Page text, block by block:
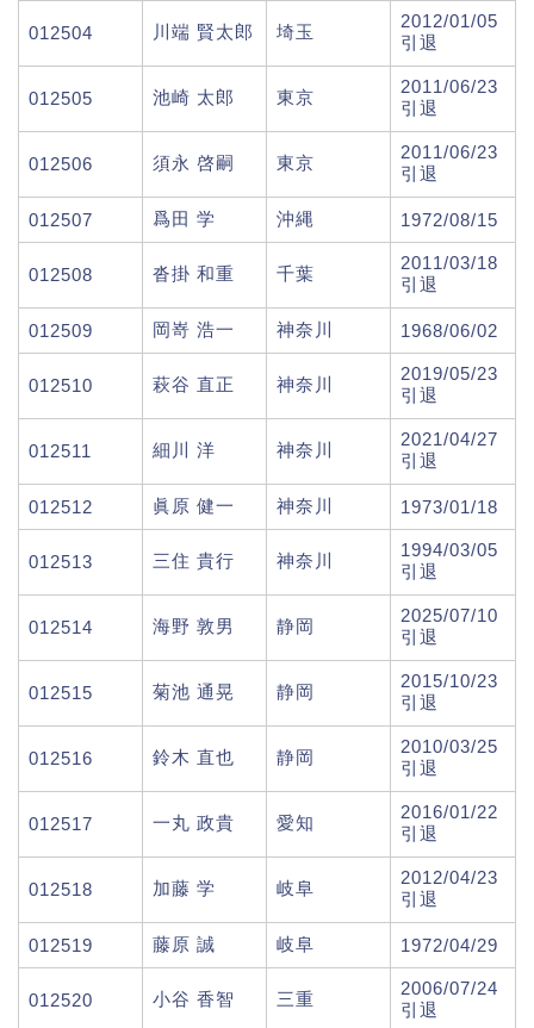
012504 川端 賢太郎 埼玉
2012/01/05
引退
012505 池崎 太郎 東京
2011/06/23
引退
012506 須永 啓嗣 東京
2011/06/23
引退
012507 爲田 学 沖縄 1972/08/15
012508 沓掛 和重 千葉
2011/03/18
引退
012509 岡嵜 浩一 神奈川 1968/06/02
012510 萩谷 直正 神奈川
2019/05/23
引退
012511 細川 洋 神奈川
2021/04/27
引退
012512 眞原 健一 神奈川 1973/01/18
012513 三住 貴行 神奈川
1994/03/05
引退
012514 海野 敦男 静岡
2025/07/10
引退
012515 菊池 通晃 静岡
2015/10/23
引退
012516 鈴木 直也 静岡
2010/03/25
引退
012517 一丸 政貴 愛知
2016/01/22
引退
012518 加藤 学 岐阜
2012/04/23
引退
012519 藤原 誠 岐阜 1972/04/29
012520 小谷 香智 三重
2006/07/24
引退